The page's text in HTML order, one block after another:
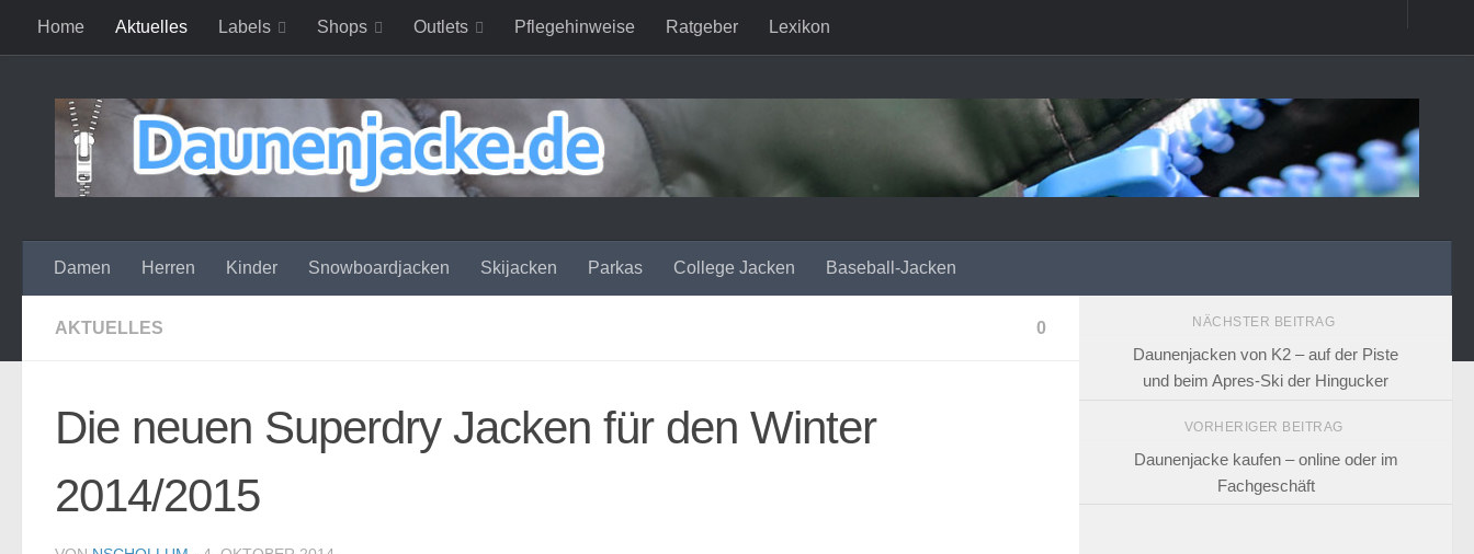
Zum Inhalt springen
Home Aktuelles Labels Shops Outlets Pflegehinweise Ratgeber Lexikon
Damen Herren Kinder Snowboardjacken Skijacken Parkas College Jacken Baseball-Jacken
AKTUELLES 0
Die neuen Superdry Jacken für den Winter
2014/2015
NÄCHSTER BEITRAG
Daunenjacken von K2 – auf der Piste
und beim Apres-Ski der Hingucker
VORHERIGER BEITRAG
Daunenjacke kaufen – online oder im
Fachgeschäft